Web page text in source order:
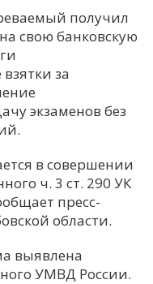
Х
Я
получил
свою банковскую
за
экзаменов без
в совершении
ч. 3 ст. 290 УК
пресс-
области.
выявлена
УМВД России.